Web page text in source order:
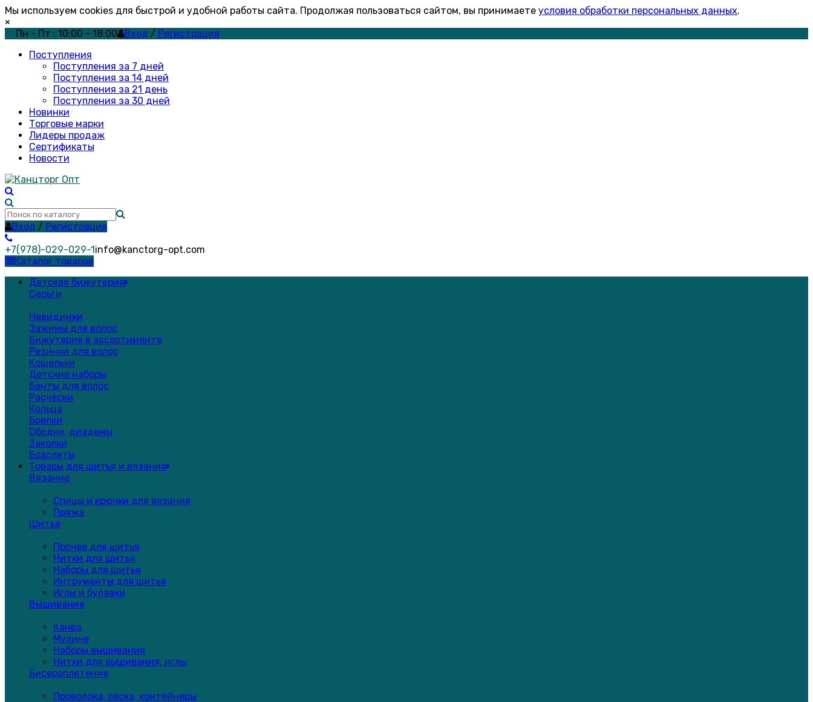
Мы используем cookies для быстрой и удобной работы сайта. Продолжая пользоваться сайтом, вы принимаете условия обработки персональных данных.
×
Пн - Пт : 10:00 - 18:00
Вход / Регистрация
Поступления
Поступления за 7 дней
Поступления за 14 дней
Поступления за 21 день
Поступления за 30 дней
Новинки
Торговые марки
Лидеры продаж
Сертификаты
Новости
Вход / Регистрация
+7(978)-029-029-1info@kanctorg-opt.com
Каталог товаров
Детская бижутерия
Серьги
Невидимки
Зажимы для волос
Бижутерия в ассортименте
Резинки для волос
Кошельки
Детские наборы
Банты для волос
Расчёски
Кольца
Брелки
Ободки, диадемы
Заколки
Браслеты
Товары для шитья и вязания
Вязание
Спицы и крючки для вязания
Пряжа
Шитье
Прочее для шитья
Нитки для шитья
Наборы для шитья
Интрументы для шитья
Иглы и булавки
Вышивание
Канва
Мулине
Наборы вышивания
Нитки для вышивания, иглы
Бисероплетение
Проволока, леска, контейнеры